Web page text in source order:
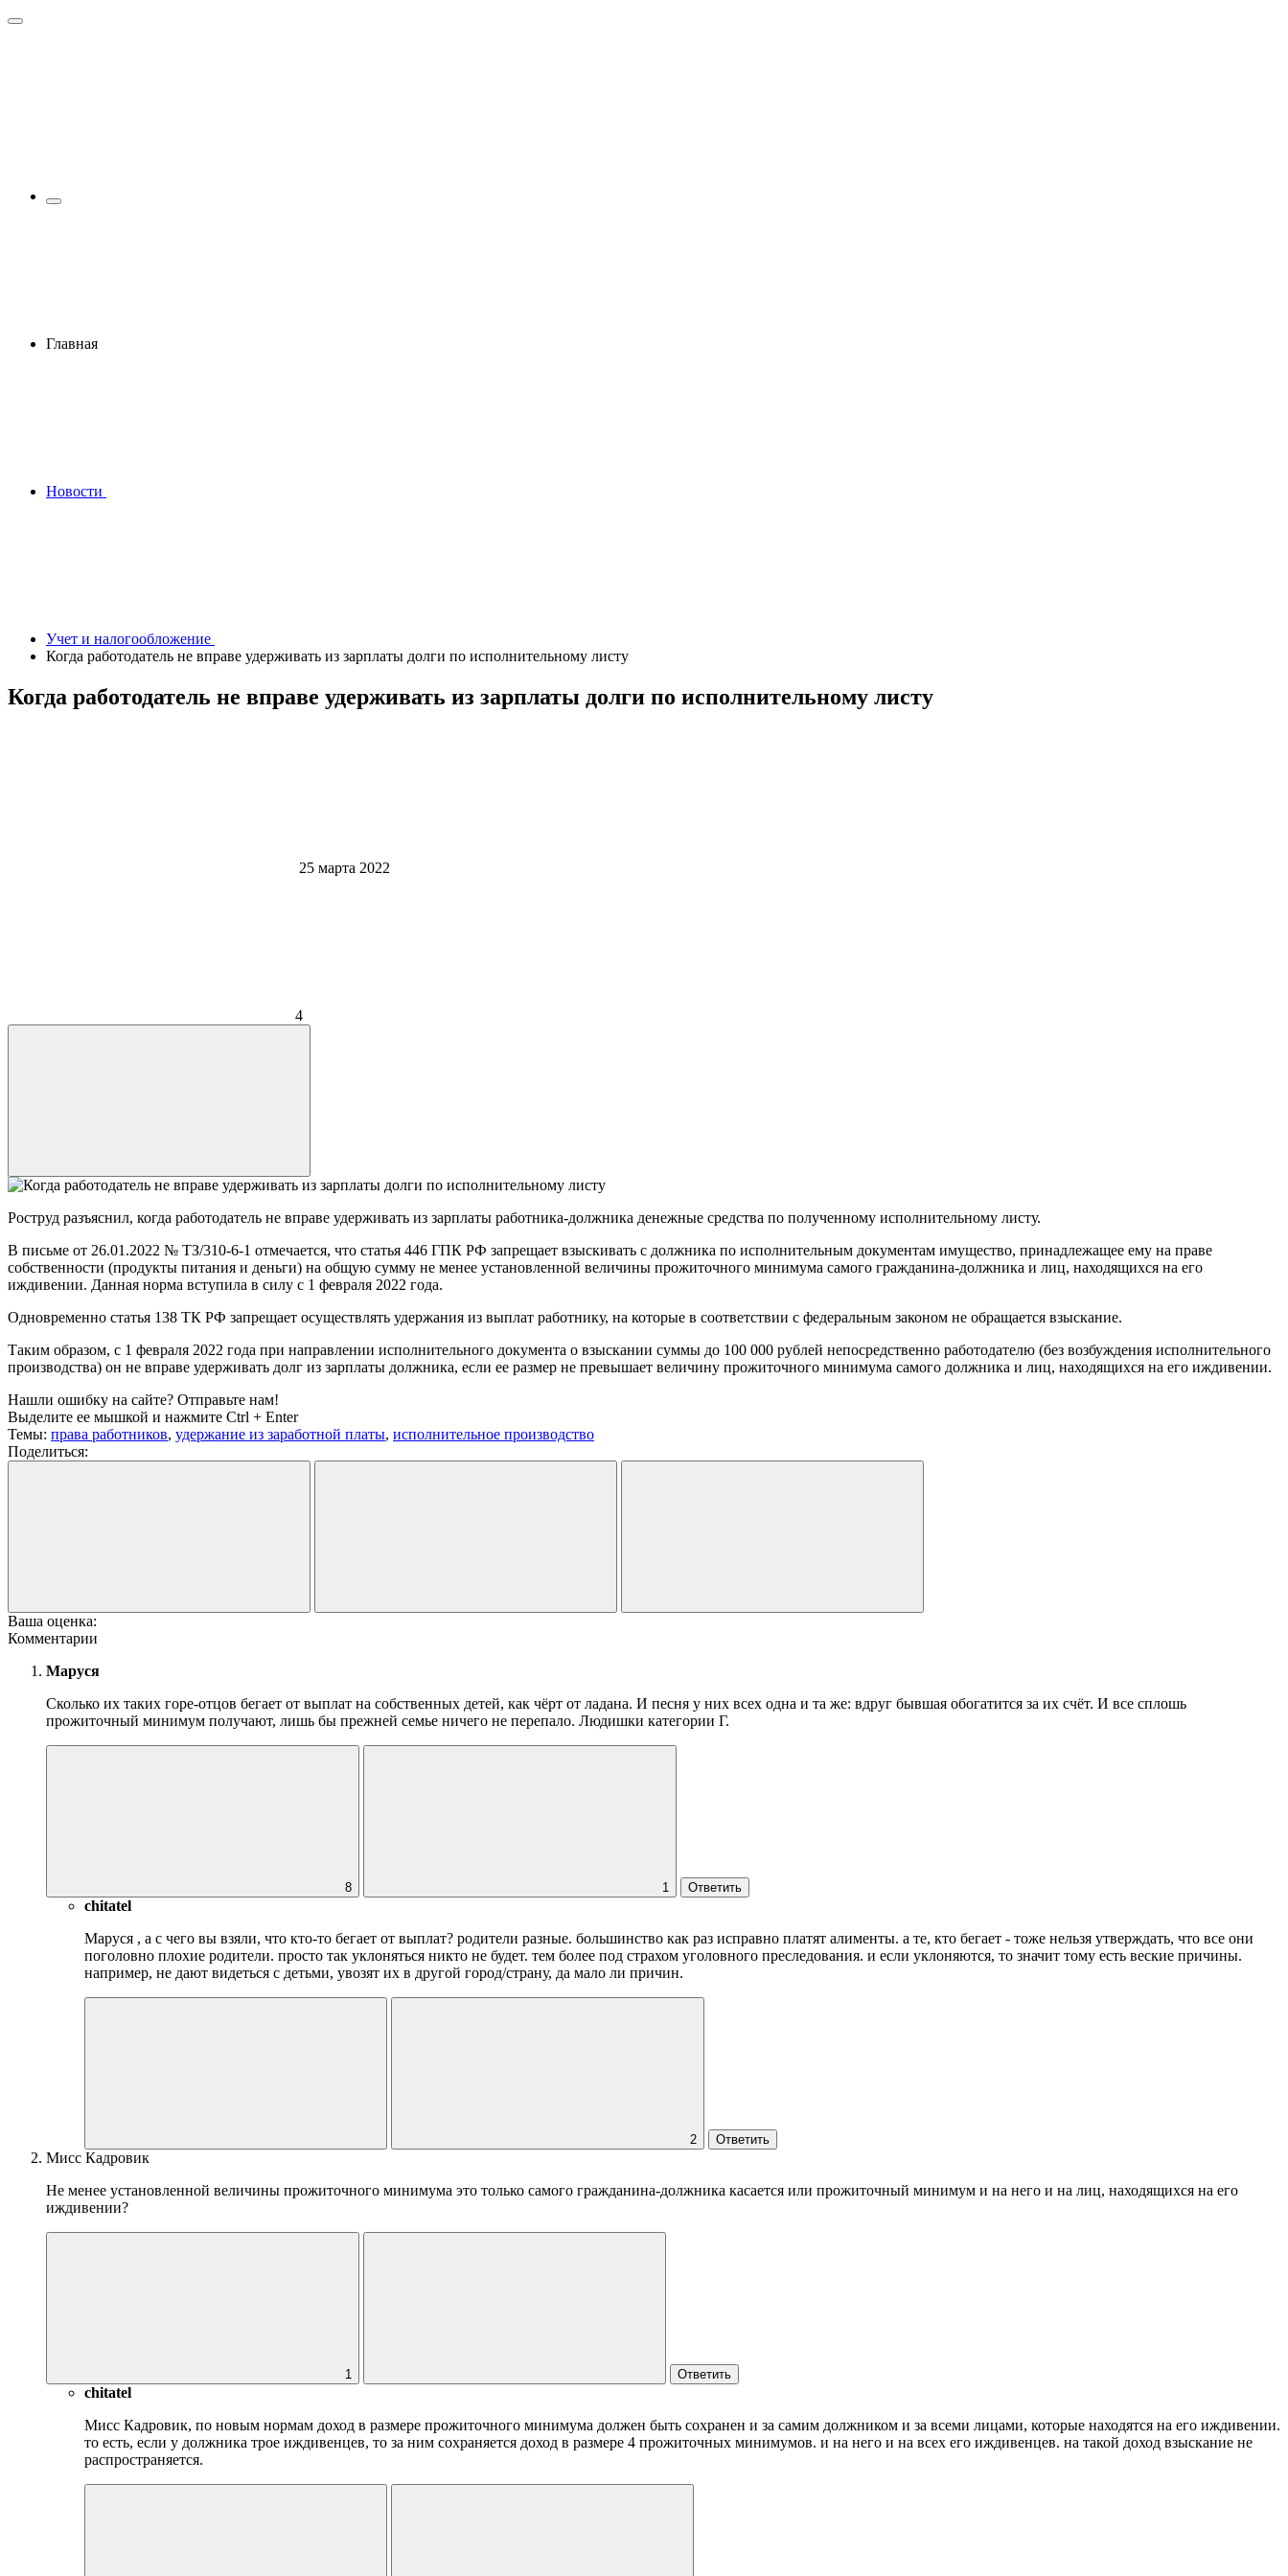
Главная
Новости
Учет и налогообложение
Когда работодатель не вправе удерживать из зарплаты долги по исполнительному листу
Когда работодатель не вправе удерживать из зарплаты долги по исполнительному листу
25 марта 2022
4
Роструд разъяснил, когда работодатель не вправе удерживать из зарплаты работника-должника денежные средства по полученному исполнительному листу.
В письме от 26.01.2022 № ТЗ/310-6-1 отмечается, что статья 446 ГПК РФ запрещает взыскивать с должника по исполнительным документам имущество, принадлежащее ему на праве
собственности (продукты питания и деньги) на общую сумму не менее установленной величины прожиточного минимума самого гражданина-должника и лиц, находящихся на его
иждивении. Данная норма вступила в силу с 1 февраля 2022 года.
Одновременно статья 138 ТК РФ запрещает осуществлять удержания из выплат работнику, на которые в соответствии с федеральным законом не обращается взыскание.
Таким образом, с 1 февраля 2022 года при направлении исполнительного документа о взыскании суммы до 100 000 рублей непосредственно работодателю (без возбуждения исполнительного
производства) он не вправе удерживать долг из зарплаты должника, если ее размер не превышает величину прожиточного минимума самого должника и лиц, находящихся на его иждивении.
Нашли ошибку на сайте? Отправьте нам!
Выделите ее мышкой и нажмите Ctrl + Enter
Темы: права работников, удержание из заработной платы, исполнительное производство
Поделиться:
Ваша оценка:
Комментарии
Маруся
Сколько их таких горе-отцов бегает от выплат на собственных детей, как чёрт от ладана. И песня у них всех одна и та же: вдруг бывшая обогатится за их счёт. И все сплошь
прожиточный минимум получают, лишь бы прежней семье ничего не перепало. Людишки категории Г.
8 1 Ответить
chitatel
Маруся , а с чего вы взяли, что кто-то бегает от выплат? родители разные. большинство как раз исправно платят алименты. а те, кто бегает - тоже нельзя утверждать, что все они
поголовно плохие родители. просто так уклоняться никто не будет. тем более под страхом уголовного преследования. и если уклоняются, то значит тому есть веские причины.
например, не дают видеться с детьми, увозят их в другой город/страну, да мало ли причин.
2 Ответить
Мисс Кадровик
Не менее установленной величины прожиточного минимума это только самого гражданина-должника касается или прожиточный минимум и на него и на лиц, находящихся на его
иждивении?
1 Ответить
chitatel
Мисс Кадровик, по новым нормам доход в размере прожиточного минимума должен быть сохранен и за самим должником и за всеми лицами, которые находятся на его иждивении.
то есть, если у должника трое иждивенцев, то за ним сохраняется доход в размере 4 прожиточных минимумов. и на него и на всех его иждивенцев. на такой доход взыскание не
распространяется.